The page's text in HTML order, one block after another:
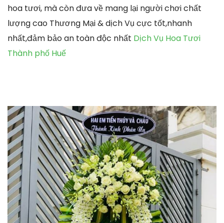
hoa tươi, mà còn đưa về mang lại người chơi chất
lượng cao Thương Mại & dịch Vụ cực tốt,nhanh
nhất,đảm bảo an toàn độc nhất Dịch Vụ Hoa Tươi
Thành phố Huế